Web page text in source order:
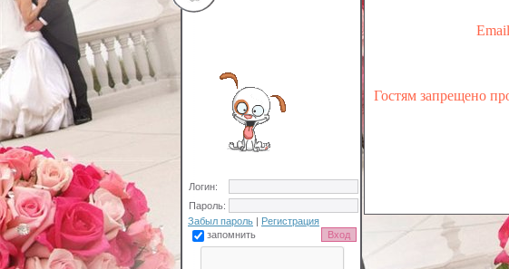
Логин:
Пароль:
Забыл пароль | Регистрация
запомнить
Гостям запрещено